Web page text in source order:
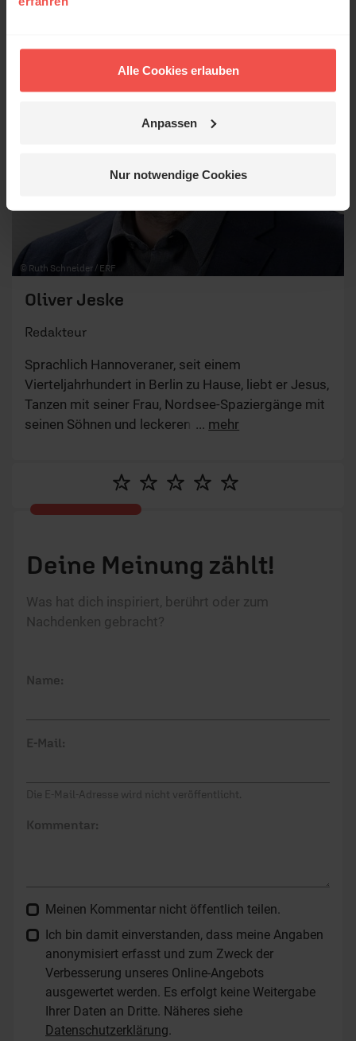
Alle Cookies erlauben
Anpassen
Nur notwendige Cookies
© Ruth Schneider / ERF
Oliver Jeske
Redakteur
Sprachlich Hannoveraner, seit einem
Vierteljahrhundert in Berlin zu Hause, liebt er Jesus,
Tanzen mit seiner Frau, Nordsee-Spaziergänge mit
seinen Söhnen und leckeren Fisch. Von Gott ist er
... mehr
Deine Meinung zählt!
Was hat dich inspiriert, berührt oder zum
Nachdenken gebracht?
Name:
E-Mail:
Die E-Mail-Adresse wird nicht veröffentlicht.
Kommentar:
Meinen Kommentar nicht öffentlich teilen.
Ich bin damit einverstanden, dass meine Angaben
anonymisiert erfasst und zum Zweck der
Verbesserung unseres Online-Angebots
ausgewertet werden. Es erfolgt keine Weitergabe
Ihrer Daten an Dritte. Näheres siehe
Datenschutzerklärung.